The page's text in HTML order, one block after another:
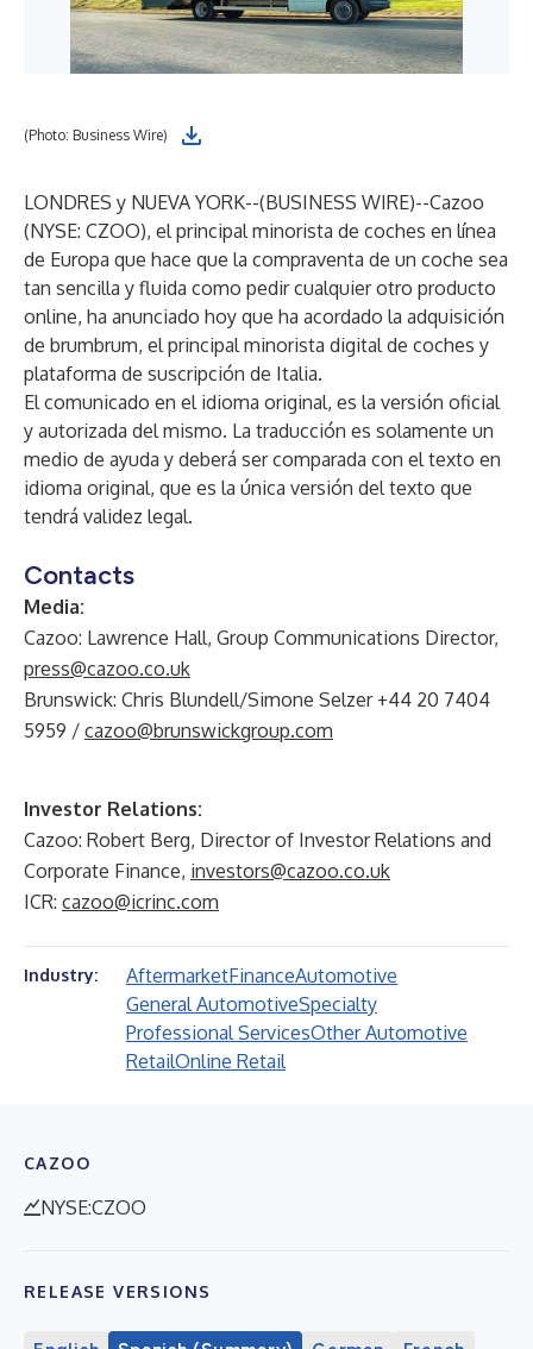
(Photo: Business Wire)
LONDRES y NUEVA YORK--(BUSINESS WIRE)--Cazoo
(NYSE: CZOO), el principal minorista de coches en línea
de Europa que hace que la compraventa de un coche sea
tan sencilla y fluida como pedir cualquier otro producto
online, ha anunciado hoy que ha acordado la adquisición
de brumbrum, el principal minorista digital de coches y
plataforma de suscripción de Italia.
El comunicado en el idioma original, es la versión oficial
y autorizada del mismo. La traducción es solamente un
medio de ayuda y deberá ser comparada con el texto en
idioma original, que es la única versión del texto que
tendrá validez legal.
Contacts
Media:
Cazoo: Lawrence Hall, Group Communications Director,
press@cazoo.co.uk
Brunswick: Chris Blundell/Simone Selzer +44 20 7404
5959 / cazoo@brunswickgroup.com
Investor Relations:
Cazoo: Robert Berg, Director of Investor Relations and
Corporate Finance, investors@cazoo.co.uk
ICR: cazoo@icrinc.com
Industry: AftermarketFinanceAutomotive
General AutomotiveSpecialty
Professional ServicesOther Automotive
RetailOnline Retail
CAZOO
NYSE:CZOO
RELEASE VERSIONS